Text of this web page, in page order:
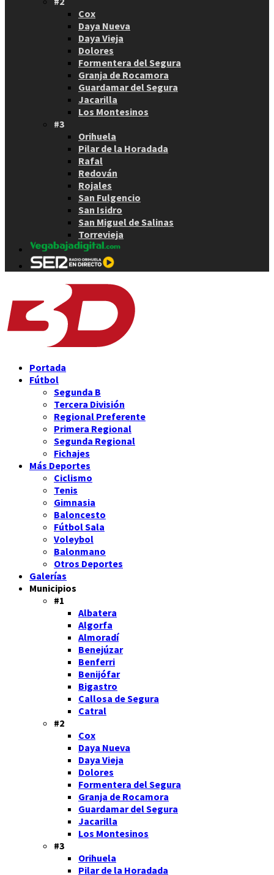
Cox
Daya Nueva
Daya Vieja
Dolores
Formentera del Segura
Granja de Rocamora
Guardamar del Segura
Jacarilla
Los Montesinos
#3
Orihuela
Pilar de la Horadada
Rafal
Redován
Rojales
San Fulgencio
San Isidro
San Miguel de Salinas
Torrevieja
Portada
Fútbol
Segunda B
Tercera División
Regional Preferente
Primera Regional
Segunda Regional
Fichajes
Más Deportes
Ciclismo
Tenis
Gimnasia
Baloncesto
Fútbol Sala
Voleybol
Balonmano
Otros Deportes
Galerías
Municipios
#1
Albatera
Algorfa
Almoradí
Benejúzar
Benferri
Benijófar
Bigastro
Callosa de Segura
Catral
#2
Cox
Daya Nueva
Daya Vieja
Dolores
Formentera del Segura
Granja de Rocamora
Guardamar del Segura
Jacarilla
Los Montesinos
#3
Orihuela
Pilar de la Horadada